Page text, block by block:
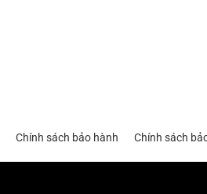
Chính sách bảo hành Chính sách